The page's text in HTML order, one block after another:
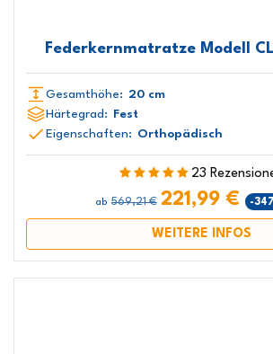
Federkernmatratze Modell
Gesamthöhe: 20 cm
Härtegrad: Fest
Eigenschaften: Orthopädisch
23
ab 569,21 € 221,99 € -
WEITERE INFOS